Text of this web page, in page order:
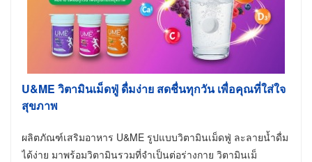
U&ME วิตามินเม็ดฟู่ ดื่มง่าย สดชื่นทุกวัน เพื่อคุณที่ใส่ใจ
สุขภาพ
ผลิตภัณฑ์เสริมอาหาร U&ME รูปแบบวิตามินเม็ดฟู่ ละลายน้ำดื่ม
ได้ง่าย มาพร้อมวิตามินรวมที่จำเป็นต่อร่างกาย วิตามินเม็